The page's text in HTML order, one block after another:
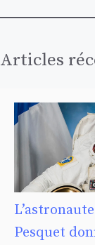
Articles
Pesquet